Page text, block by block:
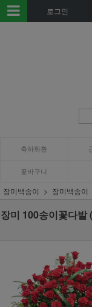
로그인
축하화환
꽃바구니
장미백송이 장미백송이
장미 100송이꽃다발